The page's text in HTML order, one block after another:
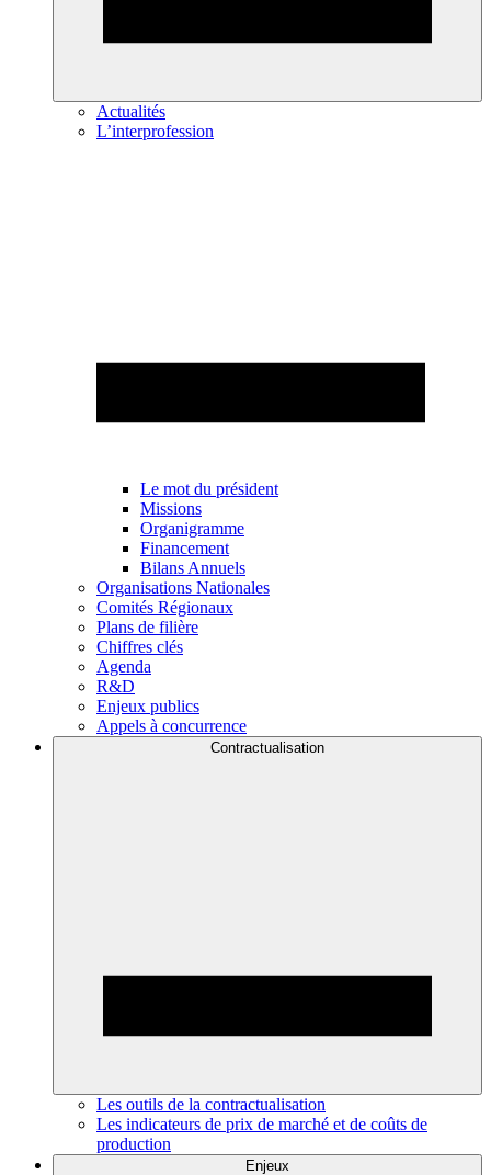
Actualités
L’interprofession
Le mot du président
Missions
Organigramme
Financement
Bilans Annuels
Organisations Nationales
Comités Régionaux
Plans de filière
Chiffres clés
Agenda
R&D
Enjeux publics
Appels à concurrence
Contractualisation
Les outils de la contractualisation
Les indicateurs de prix de marché et de coûts de
production
Enjeux